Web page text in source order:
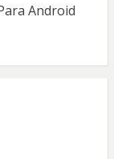
Android